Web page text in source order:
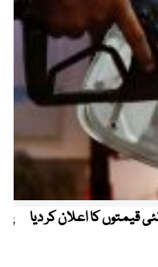
قیمتوں کا اعلان کر دیا